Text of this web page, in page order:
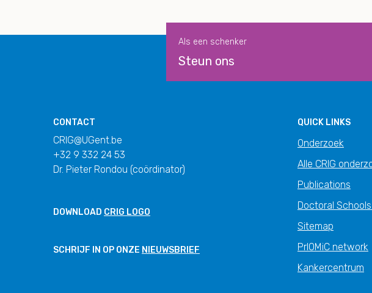
Als een schenker
Steun ons
CONTACT
CRIG@UGent.be
+32 9 332 24 53
Dr. Pieter Rondou (coördinator)
DOWNLOAD CRIG LOGO
SCHRIJF IN OP ONZE NIEUWSBRIEF
QUICK LINKS
Onderzoek
Alle CRIG
Publications
Doctoral
Sitemap
PrIOMiC network
Kankercentrum